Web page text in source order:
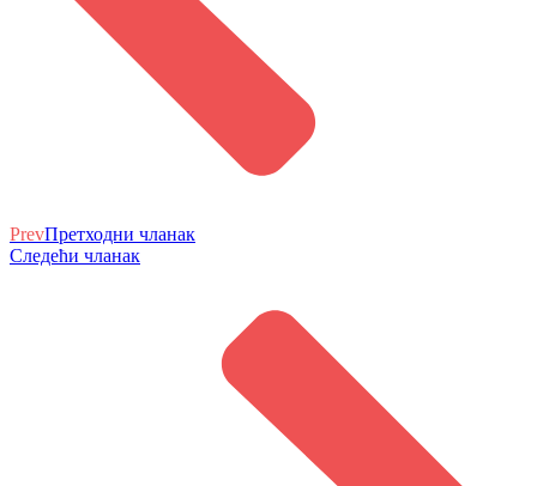
PrevПретходни чланак
Следећи чланак